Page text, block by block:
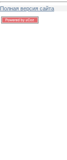
Полная версия сайта